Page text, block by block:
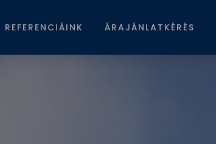
REFERENCIÁINK ÁRAJÁNLATKÉRÉS